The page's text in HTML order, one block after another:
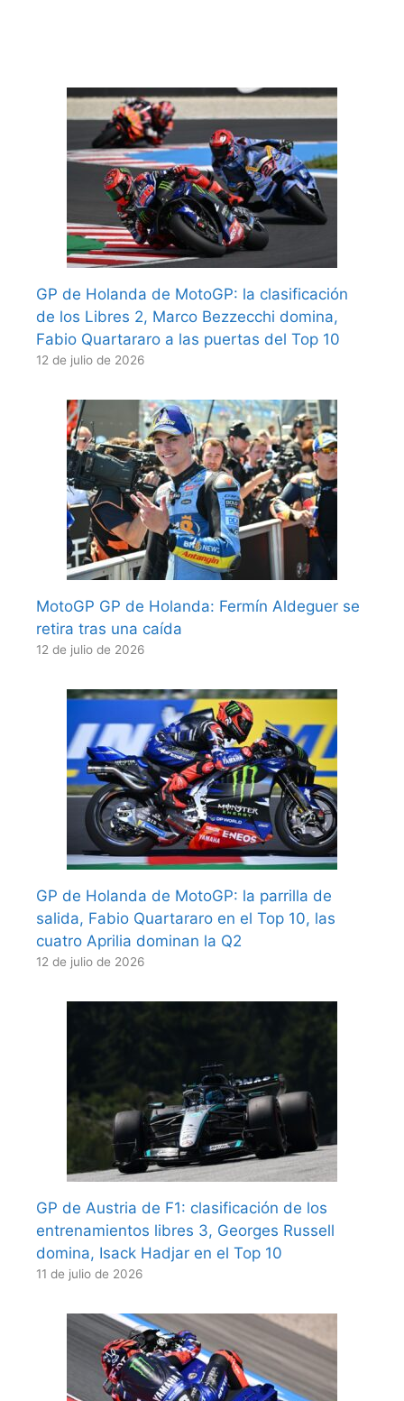
GP de Holanda de MotoGP: la clasificación
de los Libres 2, Marco Bezzecchi domina,
Fabio Quartararo a las puertas del Top 10
12 de julio de 2026
MotoGP GP de Holanda: Fermín Aldeguer se
retira tras una caída
12 de julio de 2026
GP de Holanda de MotoGP: la parrilla de
salida, Fabio Quartararo en el Top 10, las
cuatro Aprilia dominan la Q2
12 de julio de 2026
GP de Austria de F1: clasificación de los
entrenamientos libres 3, Georges Russell
domina, Isack Hadjar en el Top 10
11 de julio de 2026